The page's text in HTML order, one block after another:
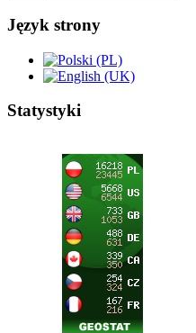
Język strony
Statystyki